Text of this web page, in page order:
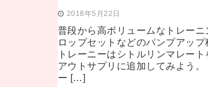
2018年5月22日
普段から高ボリュームなトレーニ
ロップセットなどのパンプアッ
トレーニーはシトルリンマレー
アウトサプリに追加してみよう
ー […]